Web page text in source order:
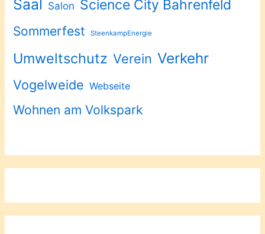
Saal Salon Science City Bahrenfeld
Sommerfest SteenkampEnergie
Umweltschutz Verein Verkehr
Vogelweide Webseite
Wohnen am Volkspark